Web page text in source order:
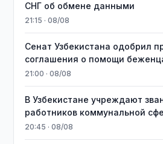
СНГ об обмене данными
21:15 · 08/08
Сенат Узбекистана одобрил
соглашения о помощи
21:00 · 08/08
В Узбекистане учреждают
работников коммунальной
20:45 · 08/08